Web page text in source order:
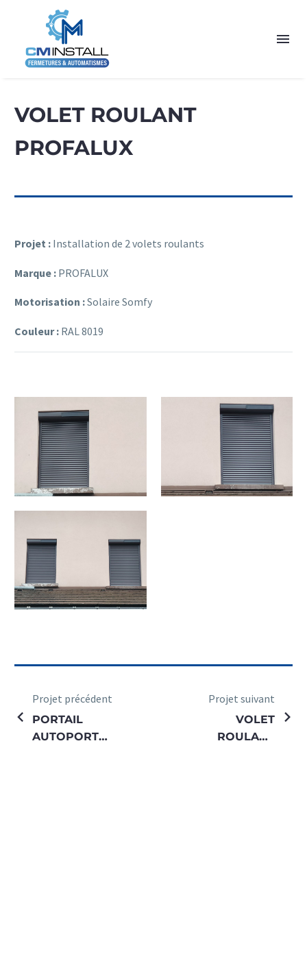
VOLET ROULANT
PROFALUX
Projet : Installation de 2 volets roulants
Marque : PROFALUX
Motorisation :Solaire Somfy
Couleur : RAL 8019
Projet précédent
PORTAIL
AUTOPORTE
Projet suivant
VOLET
ROULANT